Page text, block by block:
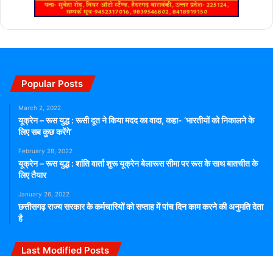
Popular Posts
March 2, 2022
यूक्रेन – रूस युद्ध : रूसी दूत ने किया मदद का वादा, कहा- ‘भारतीयों को निकालने के
लिए सब कुछ करेंगे’
February 28, 2022
यूक्रेन – रूस युद्ध : शांति वार्ता शुरू यूक्रेन बेलारूस सीमा पर रूस के साथ बातचीत के
लिए तैयार
January 26, 2022
छत्तीसगढ़ राज्य सरकार के कर्मचारियों को सप्ताह में पांच दिन काम करने की अनुमति देता
है
Last Modified Posts